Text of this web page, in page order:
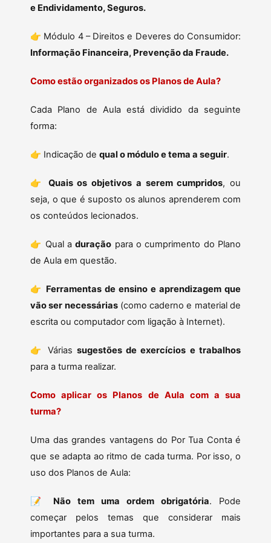
e Endividamento, Seguros.
👉 Módulo 4 – Direitos e Deveres do Consumidor:
Informação Financeira, Prevenção da Fraude.
Como estão organizados os Planos de Aula?
Cada Plano de Aula está dividido da seguinte
forma:
👉 Indicação de qual o módulo e tema a seguir.
👉 Quais os objetivos a serem cumpridos, ou
seja, o que é suposto os alunos aprenderem com
os conteúdos lecionados.
👉 Qual aduração para o cumprimento do Plano
de Aula em questão.
👉 Ferramentas de ensino e aprendizagem que
vão ser necessárias(como caderno e material de
escrita ou computador com ligação à Internet).
👉 Várias sugestões de exercícios e trabalhos
para a turma realizar.
Como aplicar os Planos de Aula com a sua
turma?
Uma das grandes vantagens do Por Tua Conta é
que se adapta ao ritmo de cada turma. Por isso, o
uso dos Planos de Aula:
📝 Não tem uma ordem obrigatória. Pode
começar pelos temas que considerar mais
importantes para a sua turma.